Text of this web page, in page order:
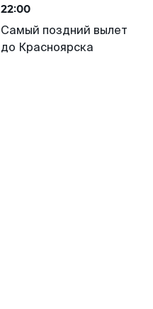
22:00
Самый поздний вылет
до Красноярска